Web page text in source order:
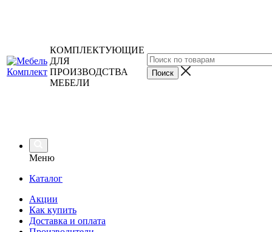
КОМПЛЕКТУЮЩИЕ
ДЛЯ
ПРОИЗВОДСТВА
МЕБЕЛИ
Меню
Каталог
Акции
Как купить
Доставка и оплата